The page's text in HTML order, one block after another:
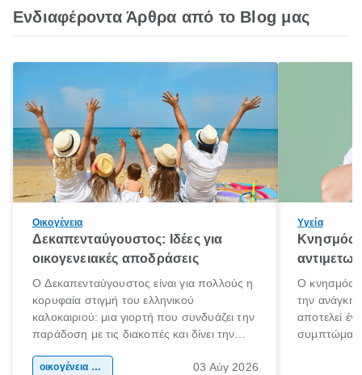
Ενδιαφέροντα Άρθρα από το Blog μας
Οικογένεια
Δεκαπενταύγουστος: Ιδέες για
οικογενειακές αποδράσεις
Ο Δεκαπενταύγουστος είναι για πολλούς η
κορυφαία στιγμή του ελληνικού
καλοκαιριού: μια γιορτή που συνδυάζει την
παράδοση με τις διακοπές και δίνει την
χώρας. Είτε πρόκειται για λίγες μέρες
οικογένεια & παιδί 03 Αύγ 2026
Υγεία
Κνησμός:
Ο κνησμός
την ανάγκη
αποτελεί